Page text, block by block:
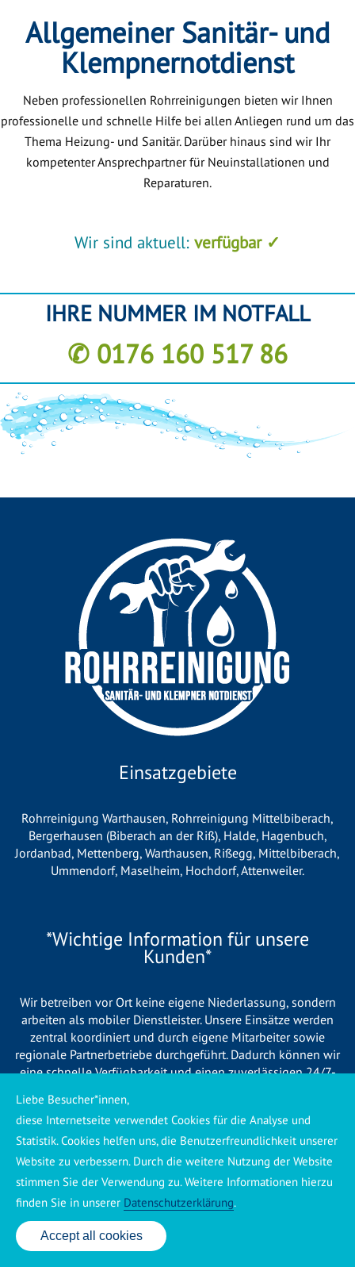
Allgemeiner Sanitär- und
Klempnernotdienst
Neben professionellen Rohrreinigungen bieten wir Ihnen
professionelle und schnelle Hilfe bei allen Anliegen rund um das
Thema Heizung- und Sanitär. Darüber hinaus sind wir Ihr
kompetenter Ansprechpartner für Neuinstallationen und
Reparaturen.
Wir sind aktuell: verfügbar ✓
IHRE NUMMER IM NOTFALL
✆ 0176 160 517 86
Einsatzgebiete
Rohrreinigung Warthausen, Rohrreinigung Mittelbiberach,
Bergerhausen (Biberach an der Riß), Halde, Hagenbuch,
Jordanbad, Mettenberg, Warthausen, Rißegg, Mittelbiberach,
Ummendorf, Maselheim, Hochdorf,Attenweiler.
*Wichtige Information für unsere
Kunden*
Wir betreiben vor Ort keine eigene Niederlassung, sondern
arbeiten als mobiler Dienstleister. Unsere Einsätze werden
zentral koordiniert und durch eigene Mitarbeiter sowie
regionale Partnerbetriebe durchgeführt. Dadurch können wir
eine schnelle Verfügbarkeit und einen zuverlässigen 24/7-
unmittelbar verfügbar sein, übernehmen Partnerbetriebe aus
Ihrer Region den Auftrag. Alle eingesetzten Betriebe sind
verpflichtet, Sie vor Beginn der Arbeiten transparent über die
voraussichtlichen Kosten zu informieren und ortsübliche
Preise zu berechnen.
24 Std. Service: ✆ 0176 160 517 86
Accept all cookies
Liebe Besucher*innen,
diese Internetseite verwendet Cookies für die Analyse und
Statistik. Cookies helfen uns, die Benutzerfreundlichkeit unserer
Website zu verbessern. Durch die weitere Nutzung der Website
stimmen Sie der Verwendung zu. Weitere Informationen hierzu
finden Sie in unserer Datenschutzerklärung.